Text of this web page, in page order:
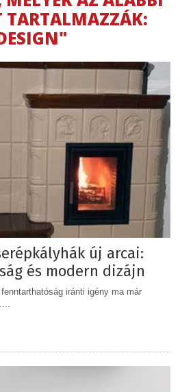
TARTALMAZZÁK:
új arcai:
és modern dizájn
iránti igény ma már